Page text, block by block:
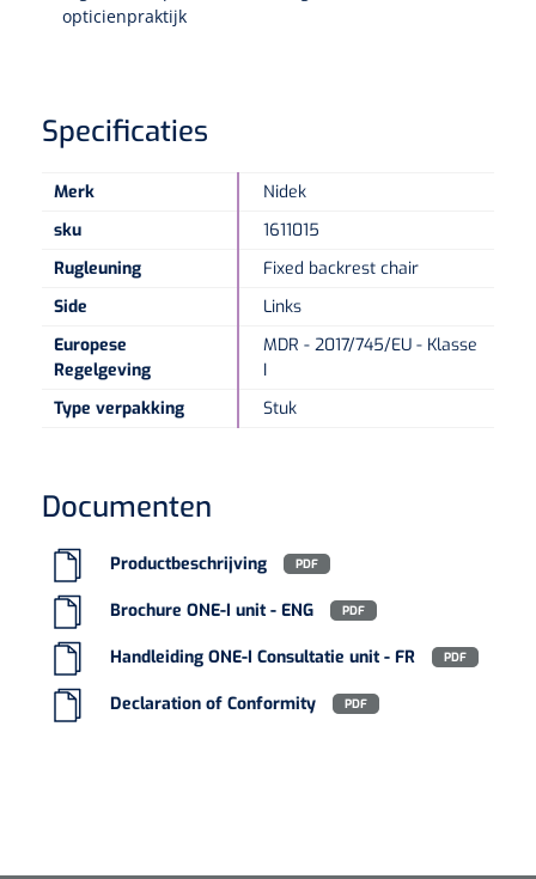
opticienpraktijk
Specificaties
Merk
Nidek
sku
1611015
Rugleuning
Fixed backrest chair
Side
Links
Europese
Regelgeving
MDR - 2017/745/EU - Klasse
I
Type verpakking
Stuk
Documenten
Productbeschrijving PDF
Brochure ONE-I unit - ENG PDF
Handleiding ONE-I Consultatie unit - FR PDF
Declaration of Conformity PDF